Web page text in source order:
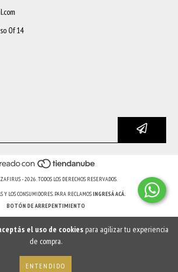
el uso de cookies para agilizar tu experiencia
de compra.
ENTENDIDO
Of 14
- 2026. TODOS LOS DERECHOS RESERVADOS.
Y LOS CONSUMIDORES. PARA RECLAMOSINGRESÁ ACÁ.
BOTÓN DE ARREPENTIMIENTO